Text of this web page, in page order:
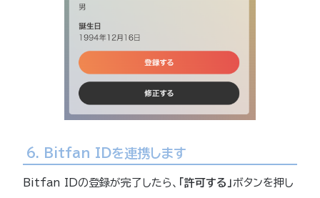
6. Bitfan IDを連携します
Bitfan IDの登録が完了したら、 「許可する」 ボタンを押し